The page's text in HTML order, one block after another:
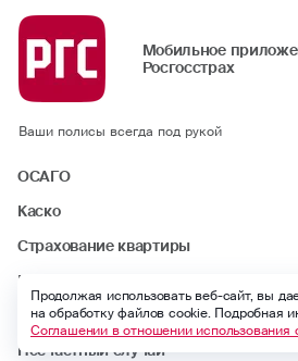
Мобильное
Росгосстрах
Ваши полисы всегда под рукой
ОСАГО
Каско
Страхование квартиры
Ипотека
Путешествие
Несчастный случай
Продолжая использовать веб-сайт, вы
на обработку файлов cookie. Подробная
Соглашении в отношении использования